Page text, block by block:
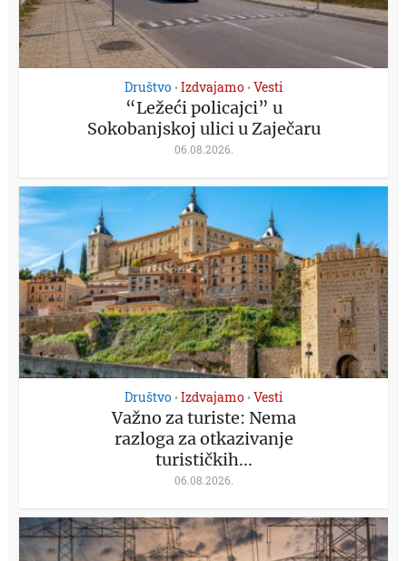
Društvo • Izdvajamo • Vesti
“Ležeći policajci” u
Sokobanjskoj ulici u Zaječaru
06.08.2026.
Društvo • Izdvajamo • Vesti
Važno za turiste: Nema
razloga za otkazivanje
turističkih...
06.08.2026.